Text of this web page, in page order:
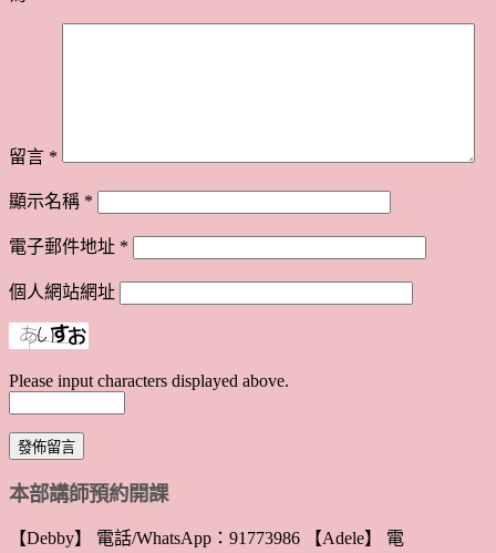
留言 *
顯示名稱 *
電子郵件地址 *
個人網站網址
Please input characters displayed above.
本部講師預約開課
【Debby】 電話/WhatsApp：91773986 【Adele】 電